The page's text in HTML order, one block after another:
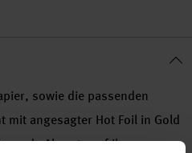
sowie die passenden
mit angesagter Hot Foil in Gold
Akzente auf Ihrem